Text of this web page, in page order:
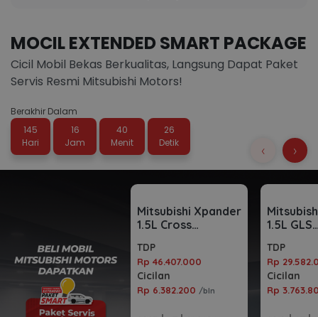
MOCIL EXTENDED SMART PACKAGE
Cicil Mobil Bekas Berkualitas, Langsung Dapat Paket
Servis Resmi Mitsubishi Motors!
Berakhir Dalam
145
Hari
16
Jam
40
Menit
25
Detik
Mitsubishi Xpander
1.5L Cross
TDP
Rp 46.407.000
Cicilan
Rp 6.382.200 /bln
1.5L GLS
TDP
Rp
Cicilan
Rp
‹ ›